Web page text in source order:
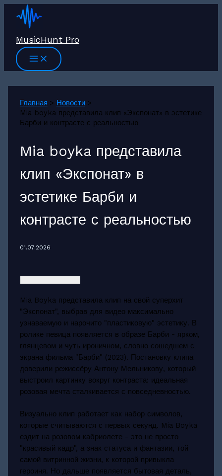
Перейти
MusicHunt Pro
Главная
Новости
Mia boyka представила клип «Экспонат» в эстетике
Барби и контрасте с реальностью
Mia boyka представила
клип «Экспонат» в
эстетике Барби и
контрасте с реальностью
01.07.2026
Mia Boyka представила клип на свой суперхит
"Экспонат", выбрав для видео максимально
узнаваемую и нарочито "пластиковую" эстетику. В
ролике певица появляется в образе Барби - ярком,
глянцевом и чуть ироничном, словно сошедшем с
экрана фильма "Барби" (2023). Постановку клипа
доверили режиссёру Антону Мельникову, который
выстроил картинку вокруг контраста: идеальная
розовая мечта сталкивается с повседневностью.
Визуально клип работает как набор символов,
которые считываются с первых секунд. Mia Boyka
ездит на розовом кабриолете - это не просто
"красивый кадр", а знак статуса и фантазии, той
самой витринной жизни, к которой привыкла
героиня. Но дальше появляется бытовая деталь,